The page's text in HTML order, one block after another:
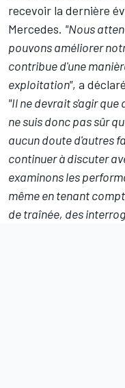
recevoir la dernière
Mercedes. "Nous
pouvons améliorer
contribue d'une
exploitation", a
"Il ne devrait s'agir
ne suis donc pas sûr
aucun doute d'autres
continuer à discuter
examinons les
même en tenant
de traînée, des